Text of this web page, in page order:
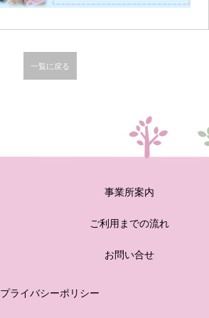
一覧に戻る
事業所案内
ご利用までの流れ
お問い合せ
プライバシーポリシー